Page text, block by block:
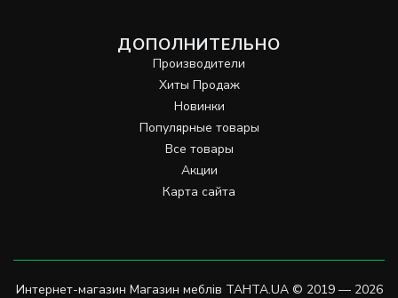
ДОПОЛНИТЕЛЬНО
Производители
Хиты Продаж
Новинки
Популярные товары
Все товары
Акции
Карта сайта
Интернет-магазин Магазин меблів TAHTA.UA © 2019 — 2026